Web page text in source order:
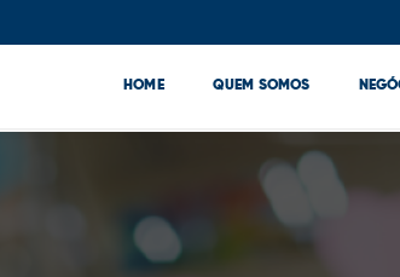
HOME QUEM SOMOS